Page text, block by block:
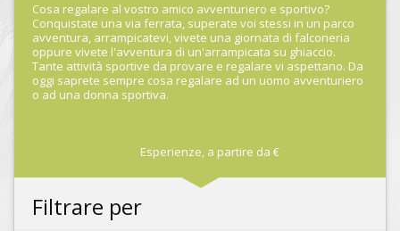
Cosa regalare al vostro amico avventuriero e sportivo?
Conquistate una via ferrata, superate voi stessi in un parco
avventura, arrampicatevi, vivete una giornata di falconeria
oppure vivete l'avventura di un'arrampicata su ghiaccio.
Tante attività sportive da provare e regalare vi aspettano. Da
oggi saprete sempre cosa regalare ad un uomo avventuriero
o ad una donna sportiva.
Esperienze, a partire da €
Filtrare per